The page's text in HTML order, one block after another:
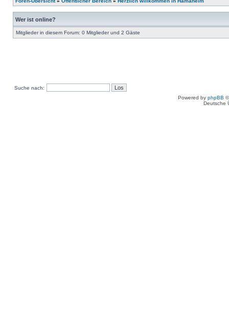
Wer ist online?
Mitglieder in diesem Forum: 0 Mitglieder und 2 Gäste
Suche nach:
Powered by phpBB
Deutsche